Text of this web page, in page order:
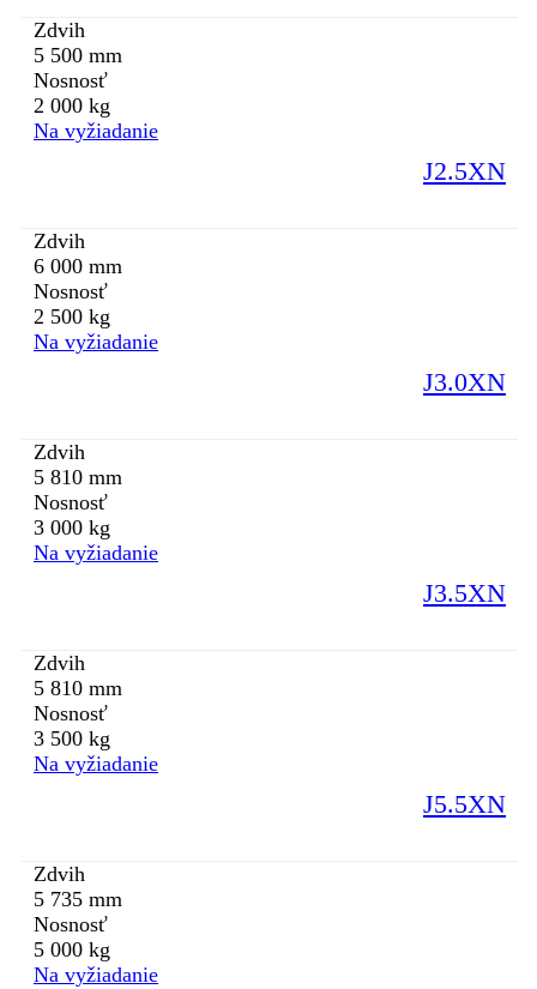
Zdvih
5 500 mm
Nosnosť
2 000 kg
Na vyžiadanie
J2.5XN
Zdvih
6 000 mm
Nosnosť
2 500 kg
Na vyžiadanie
J3.0XN
Zdvih
5 810 mm
Nosnosť
3 000 kg
Na vyžiadanie
J3.5XN
Zdvih
5 810 mm
Nosnosť
3 500 kg
Na vyžiadanie
J5.5XN
Zdvih
5 735 mm
Nosnosť
5 000 kg
Na vyžiadanie